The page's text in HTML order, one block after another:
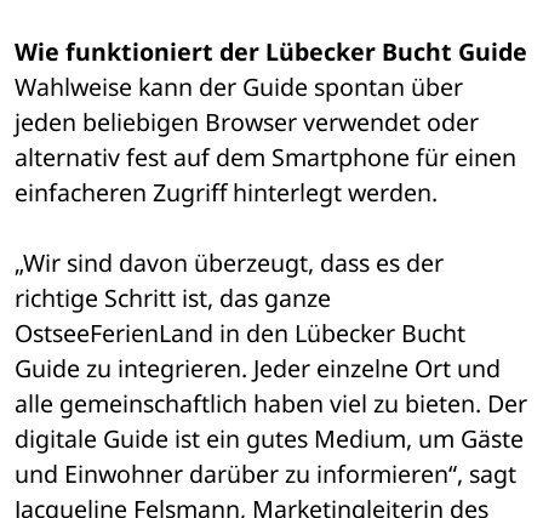
Wie funktioniert der Lübecker Bucht Guide
Wahlweise kann der Guide spontan über
jeden beliebigen Browser verwendet oder
alternativ fest auf dem Smartphone für einen
einfacheren Zugriff hinterlegt werden.
„Wir sind davon überzeugt, dass es der
richtige Schritt ist, das ganze
OstseeFerienLand in den Lübecker Bucht
Guide zu integrieren. Jeder einzelne Ort und
alle gemeinschaftlich haben viel zu bieten. Der
digitale Guide ist ein gutes Medium, um Gäste
und Einwohner darüber zu informieren“, sagt
Jacqueline Felsmann, Marketingleiterin des